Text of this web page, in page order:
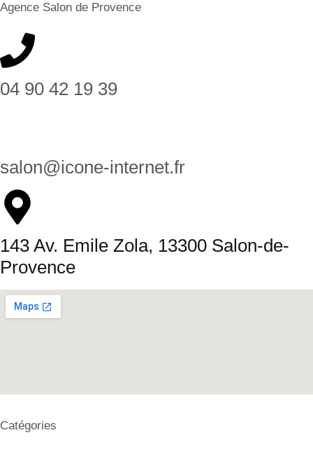
Agence Salon de Provence
04 90 42 19 39
salon@icone-internet.fr
143 Av. Emile Zola, 13300 Salon-de-
Provence
Catégories